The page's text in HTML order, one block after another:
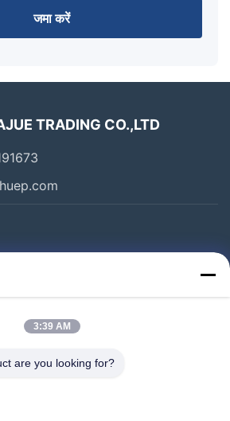
जमा करें
TRADING CO.,LTD
3:39 AM
are you looking for?